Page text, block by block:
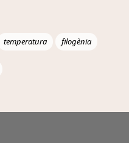
temperatura filogènia